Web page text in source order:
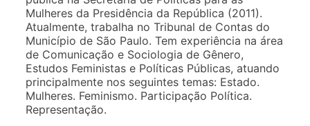
Mulheres da Presidência da República (2011).
Atualmente, trabalha no Tribunal de Contas do
Município de São Paulo. Tem experiência na área
de Comunicação e Sociologia de Gênero,
Estudos Feministas e Políticas Públicas, atuando
principalmente nos seguintes temas: Estado.
Mulheres. Feminismo. Participação Política.
Representação.